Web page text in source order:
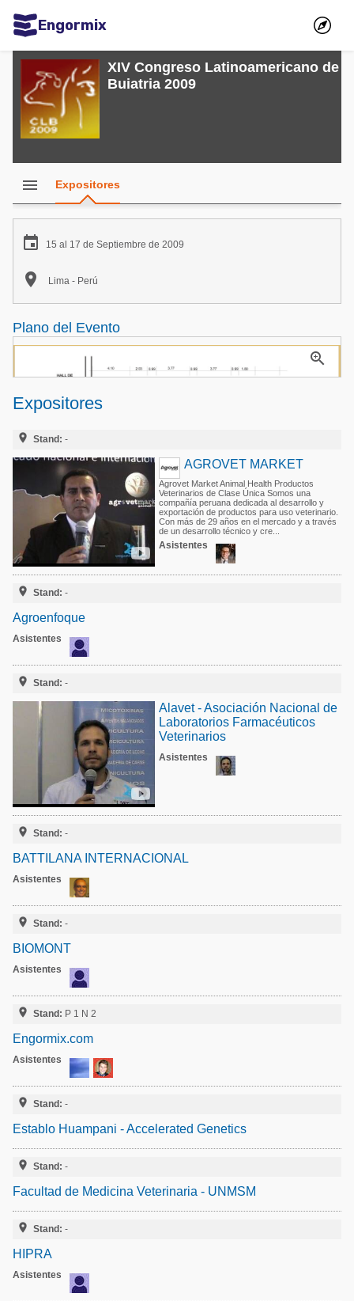
Engormix
Comunidades en español
Agricultura
Balanceados - Piensos
Lechería
Micotoxinas
Mascotas
Comunidades en inglés
Porcicultura
Balanceados - Piensos
Comunidades en portugués
Micotoxinas
Avicultura
Porcicultura
Ganadería
Lechería
XIV Congreso Latinoamericano de
Buiatria 2009
menu Expositores
 15 al 17 de Septiembre de 2009
 Lima - Perú
Plano del Evento

Expositores
 Stand: -
AGROVET MARKET
Agrovet Market Animal Health Productos
Veterinarios de Clase Única Somos una
compañía peruana dedicada al desarrollo y
exportación de productos para uso veterinario.
Con más de 29 años en el mercado y a través
de un desarrollo técnico y cre...
Asistentes
 Stand: -
Agroenfoque
Asistentes
 Stand: -
Alavet - Asociación Nacional de
Laboratorios Farmacéuticos
Veterinarios
Asistentes
 Stand: -
BATTILANA INTERNACIONAL
Asistentes
 Stand: -
BIOMONT
Asistentes
 Stand: P 1 N 2
Engormix.com
Asistentes
 Stand: -
Establo Huampani - Accelerated Genetics
 Stand: -
Facultad de Medicina Veterinaria - UNMSM
 Stand: -
HIPRA
Asistentes